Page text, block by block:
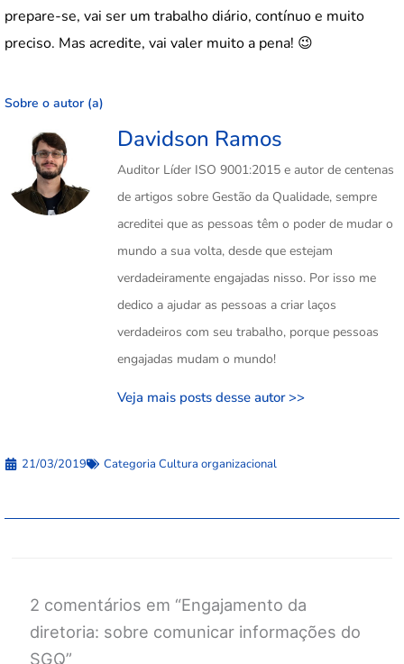
prepare-se, vai ser um trabalho diário, contínuo e muito
preciso. Mas acredite, vai valer muito a pena! 😉
Sobre o autor (a)
Davidson Ramos
Auditor Líder ISO 9001:2015 e autor de centenas
de artigos sobre Gestão da Qualidade, sempre
acreditei que as pessoas têm o poder de mudar o
mundo a sua volta, desde que estejam
verdadeiramente engajadas nisso. Por isso me
dedico a ajudar as pessoas a criar laços
verdadeiros com seu trabalho, porque pessoas
engajadas mudam o mundo!
Veja mais posts desse autor >>
21/03/2019 Categoria Cultura organizacional
2 comentários em “Engajamento da
diretoria: sobre comunicar informações do
SGQ”